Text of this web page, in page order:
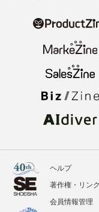
ヘルプ
著作権・リンク
会員情報管理